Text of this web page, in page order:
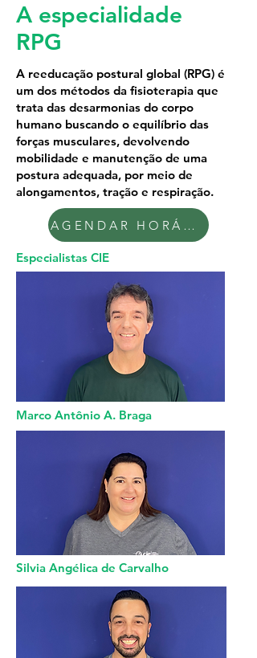
A especialidade
RPG
A reeducação postural global (RPG) é
um dos métodos da fisioterapia que
trata das desarmonias do corpo
humano buscando o equilíbrio das
forças musculares, devolvendo
mobilidade e manutenção de uma
postura adequada, por meio de
alongamentos, tração e respiração.
AGENDAR HORÁRIO
Especialistas CIE
Marco Antônio A. Braga
Silvia Angélica de Carvalho